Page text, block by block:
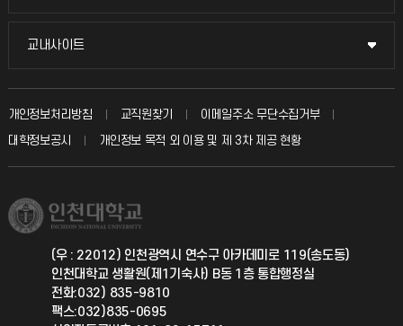
입학안내
취업정보(학생)
칭찬마당
학생서비스 지킴이
국방헬프콜
총동문회
교내사이트
교내사이트
교수회
교육혁신본부
국제지원과
공자아카데미
개인정보처리방침 교직원찾기
이메일주소 무단수집거부
대학정보공시
개인정보 목적 외 이용 및 제 3차 제공 현황
(우 : 22012) 인천광역시 연수구 아카데미로 119(송도동)
인천대학교 생활원(제1기숙사) B동 1층 통합행정실
전화:032) 835-9810
팩스:032)835-0695